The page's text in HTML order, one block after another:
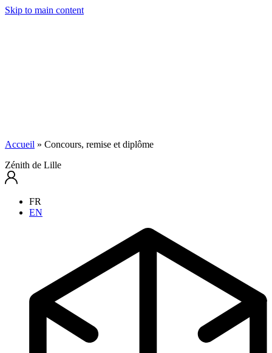
Skip to main content
Accueil » Concours, remise et diplôme
Zénith de Lille
FR
EN